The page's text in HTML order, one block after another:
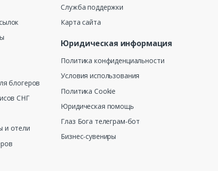
блогеров
СНГ
и отели
Служба поддержки
Карта сайта
Юридическая информация
Политика конфиденциальности
Условия использования
Политика Cookie
Юридическая помощь
Глаз Бога телеграм-бот
Бизнес-сувениры